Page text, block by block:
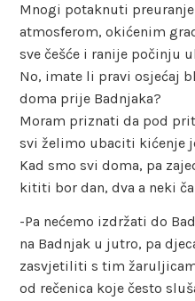
Mnogi potaknuti
atmosferom, okićenim
sve češće i ranije počinju
No, imate li pravi osjećaj
doma prije Badnjaka?
Moram priznati da pod
svi želimo ubaciti kićenje
Kad smo svi doma, pa
kititi bor dan, dva a neki
-Pa nećemo izdržati do
na Badnjak u jutro, pa
zasvjetiliti s tim
od rečenica koje često